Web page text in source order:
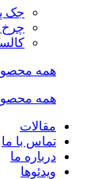
جک
چرخ
همه
همه
مقالات
تماس با ما
درباره ما
ویدئوها